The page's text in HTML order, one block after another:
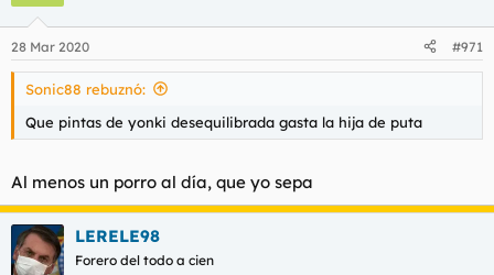
e
s
28 Mar 2020 #971
Sonic88 rebuznó:
Que pintas de yonki desequilibrada gasta la hija de puta
Al menos un porro al día, que yo sepa
LERELE98
Forero del todo a cien